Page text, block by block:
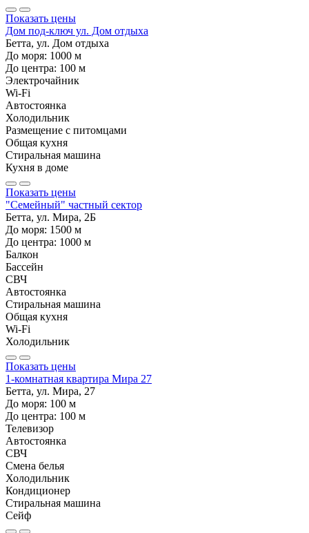
Показать цены
Дом под-ключ ул. Дом отдыха
Бетта, ул. Дом отдыха
До моря: 1000 м
До центра: 100 м
Электрочайник
Wi-Fi
Автостоянка
Холодильник
Размещение с питомцами
Общая кухня
Стиральная машина
Кухня в доме
Показать цены
"Семейный" частный сектор
Бетта, ул. Мира, 2Б
До моря: 1500 м
До центра: 1000 м
Балкон
Бассейн
СВЧ
Автостоянка
Стиральная машина
Общая кухня
Wi-Fi
Холодильник
Показать цены
1-комнатная квартира Мира 27
Бетта, ул. Мира, 27
До моря: 100 м
До центра: 100 м
Телевизор
Автостоянка
СВЧ
Смена белья
Холодильник
Кондиционер
Стиральная машина
Сейф